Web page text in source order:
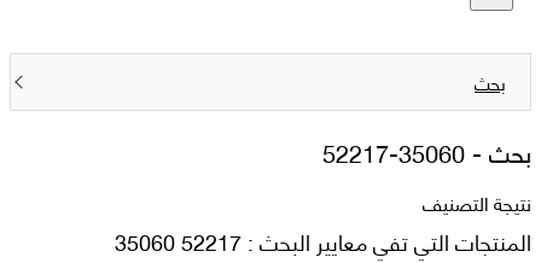
بحث
بحث -52217-35060
نتيجة التصنيف
المنتجات التي تفي معايير البحث : 52217 35060